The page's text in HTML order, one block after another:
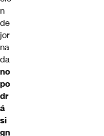
n
de
jor
na
da
no
po
dr
á
si
gn